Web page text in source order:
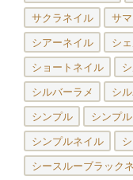
サクラネイル サ
シアーネイル シ
ショートネイル
シルバーラメ シ
シンプル シンプ
シンプルネイル
シースルーブラック